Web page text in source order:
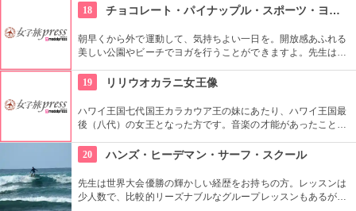
重ねましたが、もとの姿に戻そうという動きが現在まで続いて
います。
18 チョコレート・パイナップル・スポーツ・ヨガ・スタジオ
朝早くから外で運動して、気持ちよい一日を。開放感あふれる
美しい公園やビーチでヨガを行うことができますよ。先生は日
芝生エリアで無料のヨガレッスンも行っているので、初心者は
コチラもぜひ。
19 リリウオカラニ女王像
ハワイ王国七代国王カラカウア王の妹にあたり、ハワイ王国最
後（八代）の女王となった方です。音楽の才能があったことで
いメロディーが親しまれていますね。
20 ハンズ・ヒーデマン・サーフ・スクール
先生は世界大会優勝の輝かしい経歴をお持ちの方。レッスンは
少人数で、比較的リーズナブルなグループレッスンもあるが、